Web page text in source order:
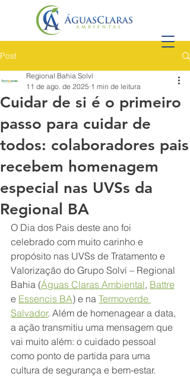
Post
Cuidar de si é o primeiro
passo para cuidar de
todos: colaboradores pais
recebem homenagem
especial nas UVSs da
Regional BA
Regional Bahia Solví
11 de ago. de 2025 1 min de leitura
O Dia dos Pais deste ano foi
celebrado com muito carinho e
propósito nas UVSs de Tratamento e
Valorização do Grupo Solví – Regional
Bahia (Águas Claras Ambiental, Battre
e Essencis BA) e na Termoverde
Salvador. Além de homenagear a data,
a ação transmitiu uma mensagem que
vai muito além: o cuidado pessoal
como ponto de partida para uma
cultura de segurança e bem-estar.